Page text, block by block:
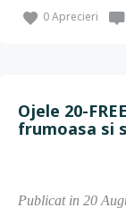
0Aprecieri
Ojele 20-
frumoasa si
Publicat in 20